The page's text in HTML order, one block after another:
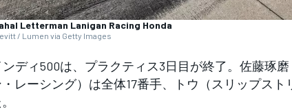
Letterman Lanigan Racing Honda
/ Lumen via Getty Images
ディ500は、プラクティス3日目が終了。佐藤琢
レーシング）は全体17番手、トウ（スリップス